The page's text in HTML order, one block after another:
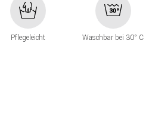
Pflegeleicht Waschbar bei 30° C